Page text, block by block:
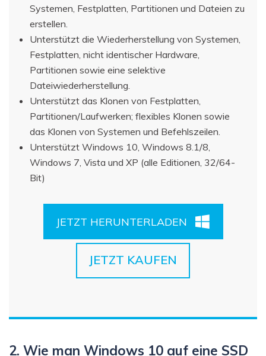
Systemen, Festplatten, Partitionen und Dateien zu
erstellen.
Unterstützt die Wiederherstellung von Systemen,
Festplatten, nicht identischer Hardware,
Partitionen sowie eine selektive
Dateiwiederherstellung.
Unterstützt das Klonen von Festplatten,
Partitionen/Laufwerken; flexibles Klonen sowie
das Klonen von Systemen und Befehlszeilen.
Unterstützt Windows 10, Windows 8.1/8,
Windows 7, Vista und XP (alle Editionen, 32/64-
Bit)
JETZT HERUNTERLADEN
JETZT KAUFEN
2. Wie man Windows 10 auf eine SSD